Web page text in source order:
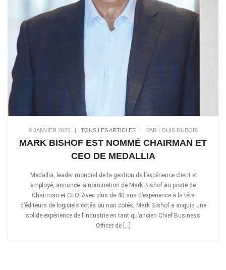
9 JANVIER 2025| TOUS LES ARTICLES| PAR LOUIS DUBOIS
MARK BISHOF EST NOMMÉ CHAIRMAN ET
CEO DE MEDALLIA
Medallia, leader mondial de la gestion de l’expérience client et
employé, annonce la nomination de Mark Bishof au poste de
Chairman et CEO. Avec plus de 40 ans d’expérience à la tête
d’éditeurs de logiciels cotés ou non cotés, Mark Bishof a acquis une
solide expérience de l’industrie en tant qu’ancien Chief Business
Officer de […]